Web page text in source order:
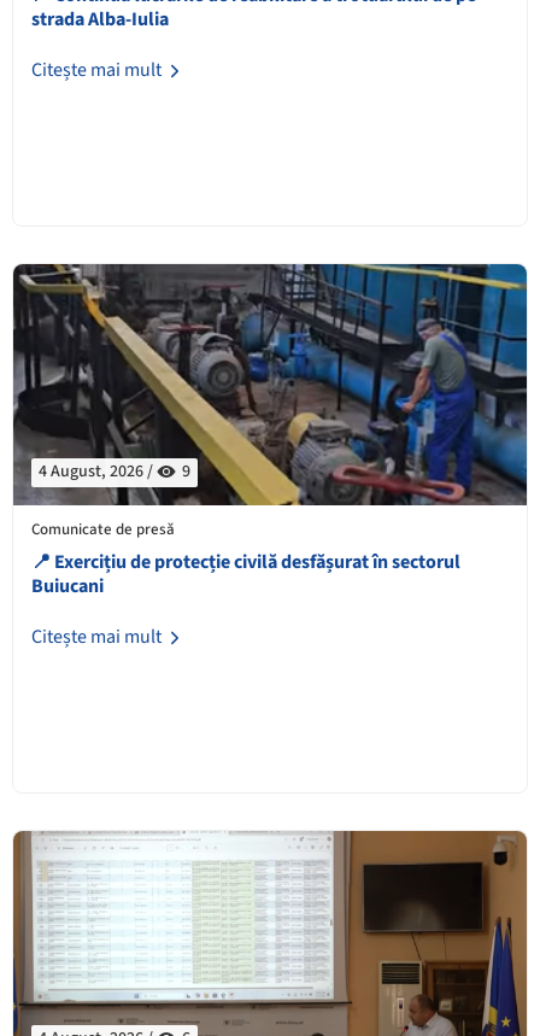
strada Alba-Iulia
Citește mai mult
4 August, 2026 / 9
Comunicate de presă
📍 Exercițiu de protecție civilă desfășurat în sectorul
Buiucani
Citește mai mult